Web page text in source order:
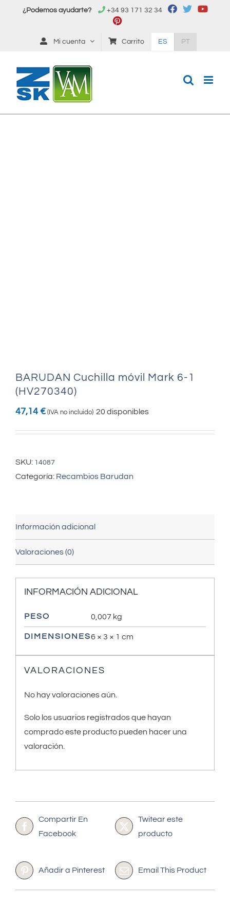
¿Podemos ayudarte? +34 93 171 32 34
Mi cuenta Carrito ES PT
BARUDAN Cuchilla móvil Mark 6-1
(HV270340)
47,14 € (IVA no incluido) 20 disponibles
SKU: 14087
Categoría: Recambios Barudan
Información adicional
Valoraciones (0)
INFORMACIÓN ADICIONAL
PESO 0,007 kg
DIMENSIONES6 × 3 × 1 cm
VALORACIONES
No hay valoraciones aún.
Solo los usuarios registrados que hayan
comprado este producto pueden hacer una
valoración.
Compartir En
Facebook
Twitear este
producto
Añadir a Pinterest Email This Product